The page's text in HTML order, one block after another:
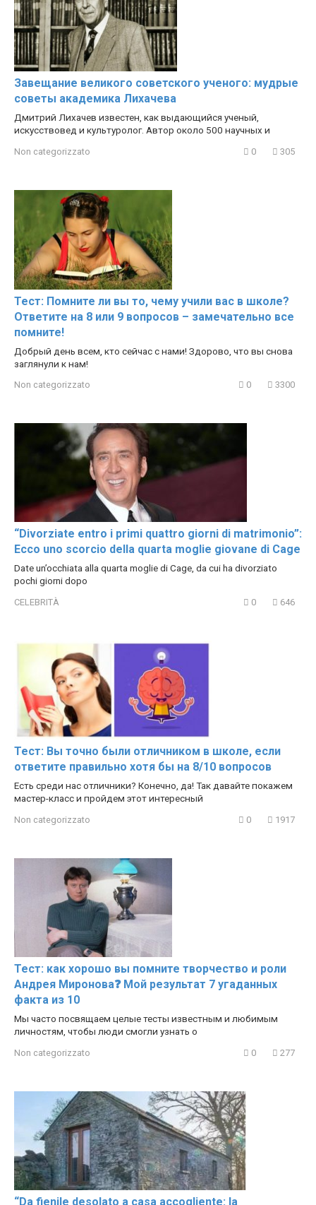
Завещание великого советского ученого: мудрые
советы академика Лихачева
Дмитрий Лихачев известен, как выдающийся ученый,
искусствовед и культуролог. Автор около 500 научных и
Non categorizzato 0 305
Тест: Помните ли вы то, чему учили вас в школе?
Ответите на 8 или 9 вопросов – замечательно все
помните!
Добрый день всем, кто сейчас с нами! Здорово, что вы снова
заглянули к нам!
Non categorizzato 0 3300
“Divorziate entro i primi quattro giorni di matrimonio”:
Ecco uno scorcio della quarta moglie giovane di Cage
Date un’occhiata alla quarta moglie di Cage, da cui ha divorziato
pochi giorni dopo
CELEBRITÀ 0 646
Тест: Вы точно были отличником в школе, если
ответите правильно хотя бы на 8/10 вопросов
Есть среди нас отличники? Конечно, да! Так давайте покажем
мастер-класс и пройдем этот интересный
Non categorizzato 0 1917
Тест: как хорошо вы помните творчество и роли
Андрея Миронова❓ Мой результат 7 угаданных
факта из 10
Мы часто посвящаем целые тесты известным и любимым
личностям, чтобы люди смогли узнать о
Non categorizzato 0 277
“Da fienile desolato a casa accogliente: la